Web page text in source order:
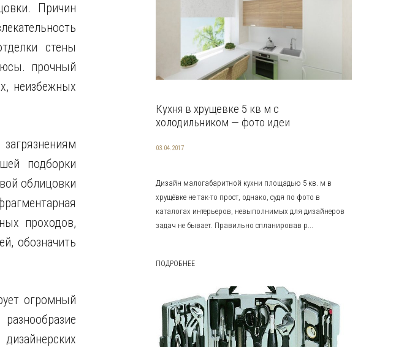
Причин
стены
прочный
неизбежных
подборки
облицовки
проходов,
обозначить
огромный
Кухня в хрущевке 5 кв м с
холодильником — фото идеи
03.04.2017
Дизайн малогабаритной кухни площадью 5 кв. м в
хрущёвке не так-то прост, однако, судя по фото в
каталогах интерьеров, невыполнимых для дизайнеров
задач не бывает. Правильно спланировав р...
ПОДРОБНЕЕ